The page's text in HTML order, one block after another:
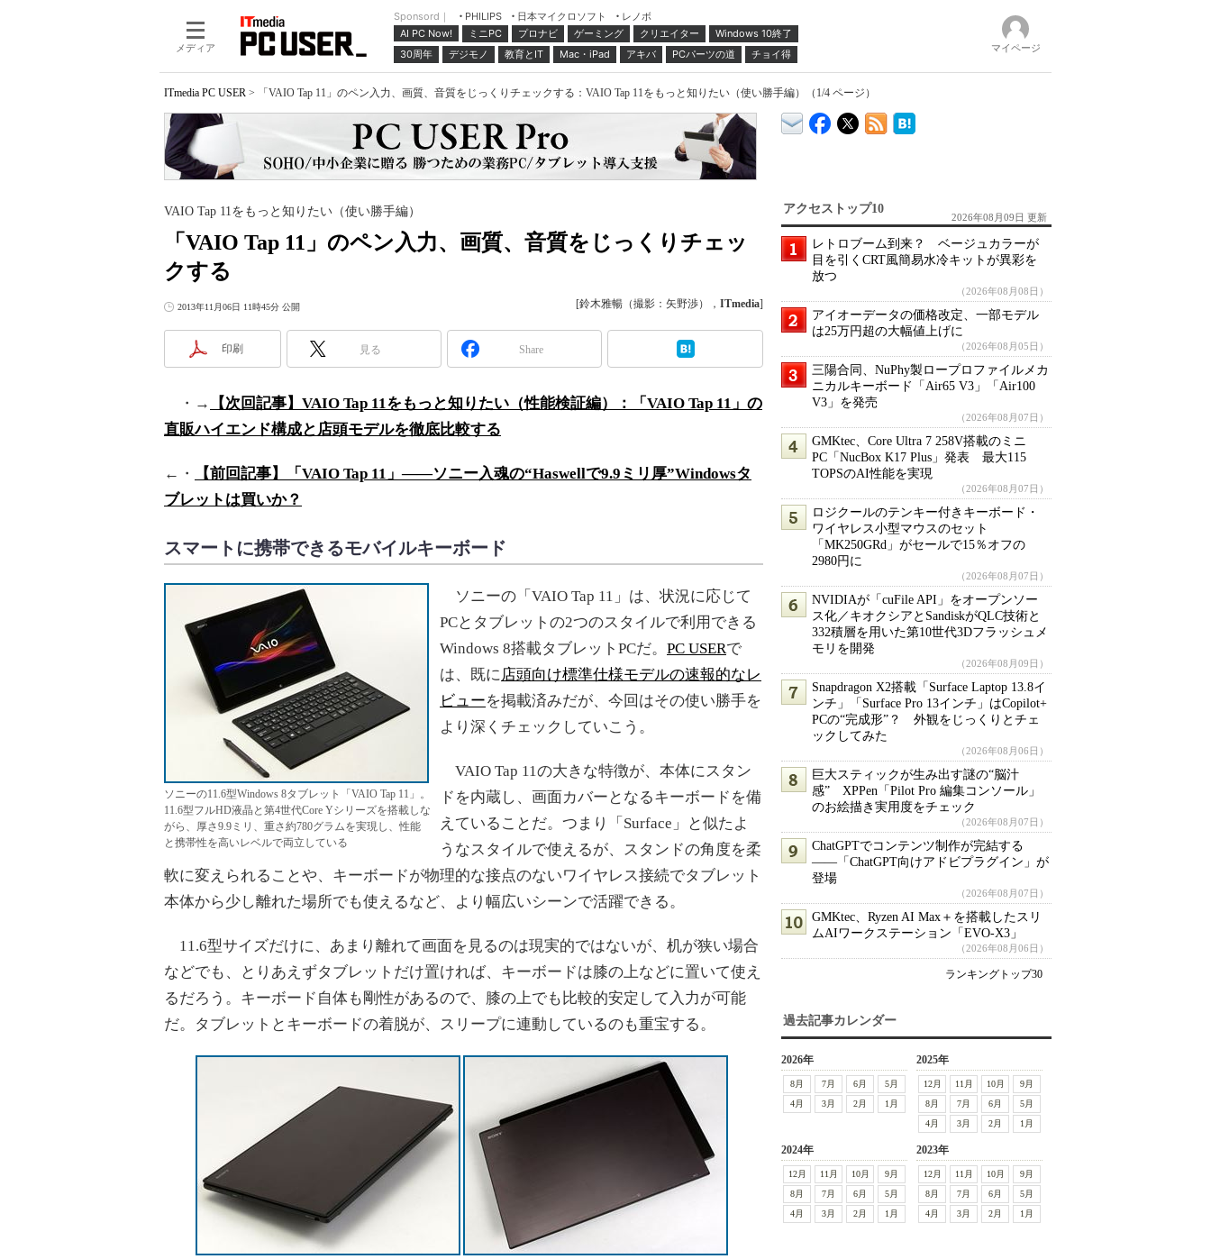
メディア
Sponsord｜ PHILIPS 日本マイクロソフト
レノボ
AI PC Now!
ミニPC プロナビ ゲーミング クリエイター
Windows 10終了
30周年
デジモノ 教育とIT Mac・iPad アキバ PCパーツの道 チョイ得 マイページ
ITmedia PC USER > 「VAIO Tap 11」のペン入力、画質、音質をじっくりチェックする：VAIO Tap 11をもっと知りたい（使い勝手編）（1/4 ページ）
「VAIO Tap 11」のペン入力、画質、音質をじっくりチェッ
クする
VAIO Tap 11をもっと知りたい（使い勝手編）
2013年11月06日 11時45分 公開 [鈴木雅暢（撮影：矢野渉）， ITmedia]
印刷 見る Share
・→
【次回記事】VAIO Tap 11をもっと知りたい（性能検証編）：「VAIO Tap 11」の
直販ハイエンド構成と店頭モデルを徹底比較する
←・
【前回記事】「VAIO Tap 11」――ソニー入魂の“Haswellで9.9ミリ厚”Windowsタ
ブレットは買いか？
スマートに携帯できるモバイルキーボード
ソニーの11.6型Windows 8タブレット「VAIO Tap 11」。
11.6型フルHD液晶と第4世代Core Yシリーズを搭載しな
がら、厚さ9.9ミリ、重さ約780グラムを実現し、性能
と携帯性を高いレベルで両立している
ソニーの「VAIO Tap 11」は、状況に応じて
PCとタブレットの2つのスタイルで利用できる
Windows 8搭載タブレットPCだ。 PC USERで
は、既に店頭向け標準仕様モデルの速報的なレ
ビューを掲載済みだが、今回はその使い勝手を
より深くチェックしていこう。
VAIO Tap 11の大きな特徴が、本体にスタン
ドを内蔵し、画面カバーとなるキーボードを備
えていることだ。つまり「Surface」と似たよ
うなスタイルで使えるが、スタンドの角度を柔
軟に変えられることや、キーボードが物理的な接点のないワイヤレス接続でタブレット
本体から少し離れた場所でも使えるなど、より幅広いシーンで活躍できる。
11.6型サイズだけに、あまり離れて画面を見るのは現実的ではないが、机が狭い場合
などでも、とりあえずタブレットだけ置ければ、キーボードは膝の上などに置いて使え
るだろう。キーボード自体も剛性があるので、膝の上でも比較的安定して入力が可能
だ。タブレットとキーボードの着脱が、スリープに連動しているのも重宝する。
アクセストップ10
2026年08月09日 更新
レトロブーム到来？ ベージュカラーが
目を引くCRT風簡易水冷キットが異彩を
放つ
（2026年08月08日）
アイオーデータの価格改定、一部モデル
は25万円超の大幅値上げに
（2026年08月05日）
三陽合同、NuPhy製ロープロファイルメカ
ニカルキーボード「Air65 V3」「Air100
V3」を発売
（2026年08月07日）
GMKtec、Core Ultra 7 258V搭載のミニ
PC「NucBox K17 Plus」発表 最大115
TOPSのAI性能を実現
（2026年08月07日）
ロジクールのテンキー付きキーボード・
ワイヤレス小型マウスのセット
「MK250GRd」がセールで15％オフの
2980円に
（2026年08月07日）
NVIDIAが「cuFile API」をオープンソー
ス化／キオクシアとSandiskがQLC技術と
332積層を用いた第10世代3Dフラッシュメ
モリを開発
（2026年08月09日）
Snapdragon X2搭載「Surface Laptop 13.8イ
ンチ」「Surface Pro 13インチ」はCopilot+
PCの“完成形”？ 外観をじっくりとチェ
ックしてみた
（2026年08月06日）
巨大スティックが生み出す謎の“脳汁
感” XPPen「Pilot Pro 編集コンソール」
のお絵描き実用度をチェック
（2026年08月07日）
ChatGPTでコンテンツ制作が完結する
――「ChatGPT向けアドビプラグイン」が
登場
（2026年08月07日）
GMKtec、Ryzen AI Max＋を搭載したスリ
ムAIワークステーション「EVO-X3」
（2026年08月06日）
ランキングトップ30
過去記事カレンダー
2026年
8月 7月 6月
5月
4月
3月 2月 1月
2025年
12月 11月 10月
9月
8月
7月 6月
5月
4月
3月 2月 1月
2024年
12月 11月 10月
9月
8月
7月 6月
5月
4月
3月 2月 1月
2023年
12月 11月 10月
9月
8月
7月 6月
5月
4月
3月 2月 1月